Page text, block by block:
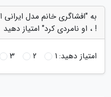
به "افشاگری خانم مدل
! ، او نامردی کرد" امتیاز دهید
امتیاز دهید:1
2
3